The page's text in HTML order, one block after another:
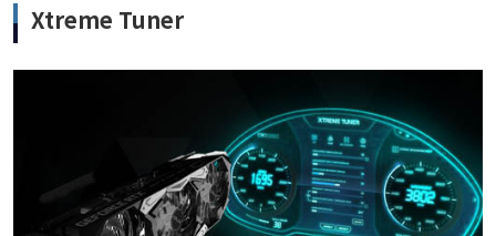
Xtreme Tuner